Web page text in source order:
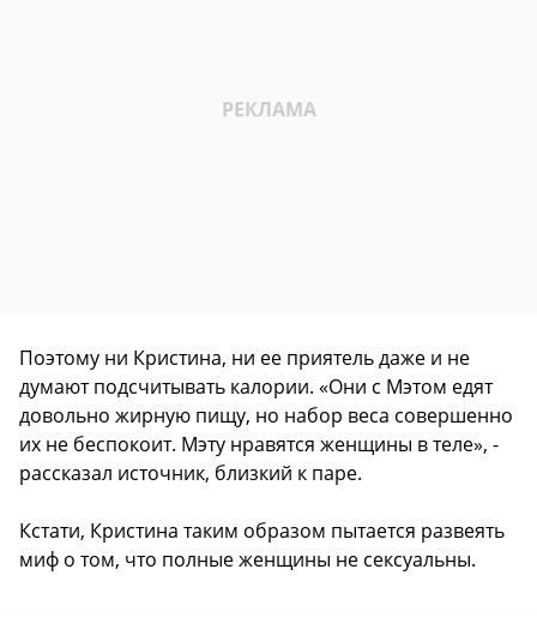
Поэтому ни Кристина, ни ее приятель даже и не
думают подсчитывать калории. «Они с Мэтом едят
довольно жирную пищу, но набор веса совершенно
их не беспокоит. Мэту нравятся женщины в теле», -
рассказал источник, близкий к паре.
Кстати, Кристина таким образом пытается развеять
миф о том, что полные женщины не сексуальны.